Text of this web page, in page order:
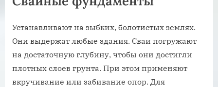
Устанавливают на зыбких, болотистых землях.
Они выдержат любые здания. Сваи погружают
на достаточную глубину, чтобы они достигли
плотных слоев грунта. При этом применяют
вкручивание или забивание опор. Для